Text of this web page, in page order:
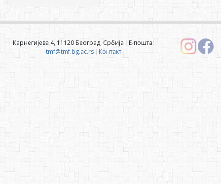
Карнегијева 4, 11120 Београд, Србија |Е-пошта:
tmf@tmf.bg.ac.rs|Контакт